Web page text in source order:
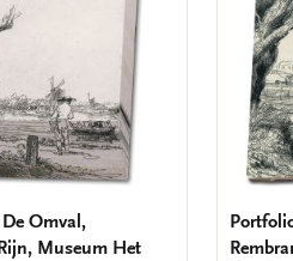
Omval,
Museum Het